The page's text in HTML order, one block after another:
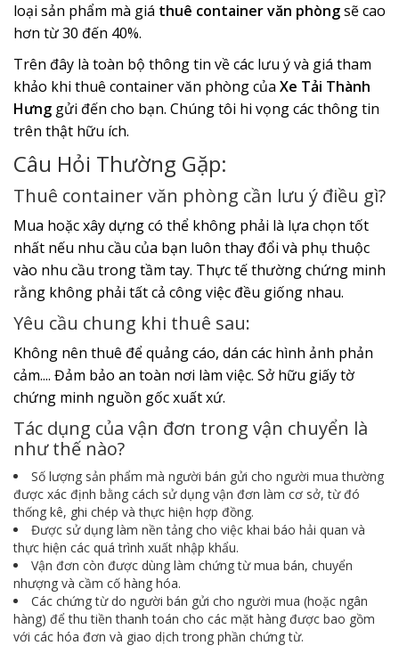
loại sản phẩm mà giá thuê container văn phòngsẽ cao
hơn từ 30 đến 40%.
Trên đây là toàn bộ thông tin về các lưu ý và giá tham
khảo khi thuê container văn phòng của Xe Tải Thành
Hưng gửi đến cho bạn. Chúng tôi hi vọng các thông tin
trên thật hữu ích.
Câu Hỏi Thường Gặp:
Thuê container văn phòng cần lưu ý điều gì?
Mua hoặc xây dựng có thể không phải là lựa chọn tốt
nhất nếu nhu cầu của bạn luôn thay đổi và phụ thuộc
vào nhu cầu trong tầm tay. Thực tế thường chứng minh
rằng không phải tất cả công việc đều giống nhau.
Yêu cầu chung khi thuê sau:
Không nên thuê để quảng cáo, dán các hình ảnh phản
cảm.... Đảm bảo an toàn nơi làm việc. Sở hữu giấy tờ
chứng minh nguồn gốc xuất xứ.
Tác dụng của vận đơn trong vận chuyển là
như thế nào?
Số lượng sản phẩm mà người bán gửi cho người mua thường
được xác định bằng cách sử dụng vận đơn làm cơ sở, từ đó
thống kê, ghi chép và thực hiện hợp đồng.
Được sử dụng làm nền tảng cho việc khai báo hải quan và
thực hiện các quá trình xuất nhập khẩu.
Vận đơn còn được dùng làm chứng từ mua bán, chuyển
nhượng và cầm cố hàng hóa.
Các chứng từ do người bán gửi cho người mua (hoặc ngân
hàng) để thu tiền thanh toán cho các mặt hàng được bao gồm
với các hóa đơn và giao dịch trong phần chứng từ.